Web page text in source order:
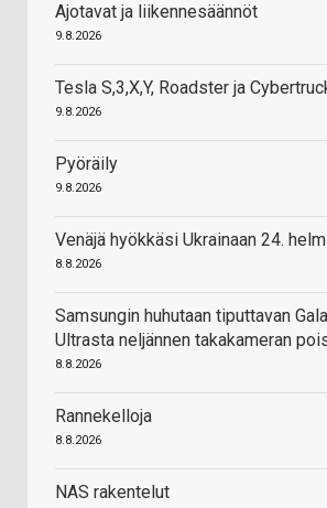
Ajotavat ja liikennesäännöt
9.8.2026
Tesla S,3,X,Y, Roadster ja
9.8.2026
Pyöräily
9.8.2026
Venäjä hyökkäsi Ukrainaan 24.
8.8.2026
Samsungin huhutaan tiputtavan
Ultrasta neljännen takakameran
8.8.2026
Rannekelloja
8.8.2026
NAS rakentelut